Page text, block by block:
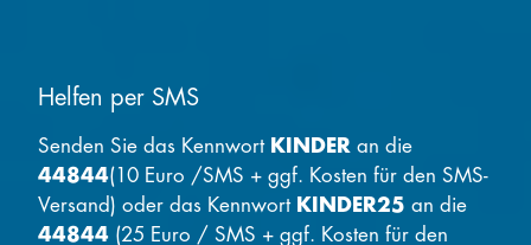
Helfen per SMS
Senden Sie das Kennwort KINDER an die
44844(10 Euro /SMS + ggf. Kosten für den SMS-
Versand) oder das Kennwort KINDER25 an die
44844 (25 Euro / SMS + ggf. Kosten für den